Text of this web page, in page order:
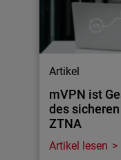
Artikel
mVPN ist
des
ZTNA
Artikel lesen